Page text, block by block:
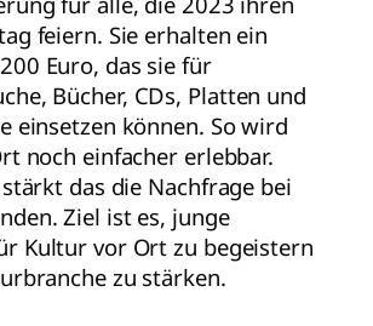
feiern. Sie erhalten ein
Euro, das sie für
Bücher, CDs, Platten und
einsetzen können. So wird
noch einfacher erlebbar.
das die Nachfrage bei
Ziel ist es, junge
Kultur vor Ort zu begeistern
zu stärken.